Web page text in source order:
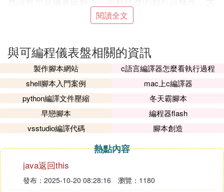
如果你有一個javaBean在你的頁面的JS中會被用
到，那麼你需要一個
節點。
如果你想在你的前台界面中調用某個對象的方法時，
那麼就需要使用在
節點的javascript屬性定義的那個值，我的理解是bea
n的別名來調用。！
Ⅸ 液晶儀表盤是不是可編程儀表盤
你好，是的，可以編程的，謝謝
閱讀全文
與可編程儀表盤相關的資訊
製作腳本網站
c語言編譯器怎麼看執行過程
shell腳本入門案例
mac上c編譯器
python編譯文件壓縮
冬天霸腳本
早戀腳本
編程器flash
vsstudio編譯代碼
腳本創造
熱點內容
java返回this
發布：2025-10-20 08:28:16 瀏覽：1180